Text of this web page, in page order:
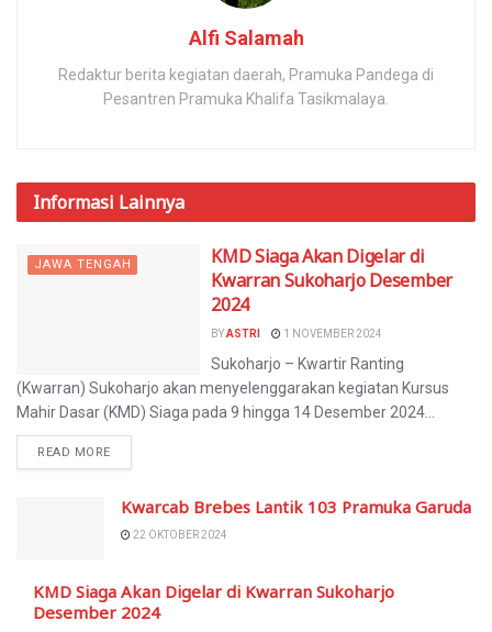
Alfi Salamah
Redaktur berita kegiatan daerah, Pramuka Pandega di
Pesantren Pramuka Khalifa Tasikmalaya.
Informasi Lainnya
JAWA TENGAH
KMD Siaga Akan Digelar di
Kwarran Sukoharjo Desember
2024
BYASTRI 1 NOVEMBER 2024
Sukoharjo – Kwartir Ranting
(Kwarran) Sukoharjo akan menyelenggarakan kegiatan Kursus
Mahir Dasar (KMD) Siaga pada 9 hingga 14 Desember 2024...
READ MORE
Kwarcab Brebes Lantik 103 Pramuka Garuda
22 OKTOBER 2024
KMD Siaga Akan Digelar di Kwarran Sukoharjo
Desember 2024